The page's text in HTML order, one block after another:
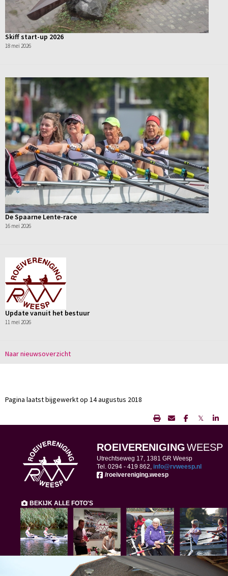
Skiff start-up 2026
18 mei 2026
De Spaarne Lente-race
16 mei 2026
Update vanuit het bestuur
11 mei 2026
Naar nieuwsoverzicht
Pagina laatst bijgewerkt op 14 augustus 2018
𝕏
ROEIVERENIGINGWEESP
Utrechtseweg 17, 1381 GR Weesp
Tel. 0294 - 419 862, ofni@rvweesp.nl
/roeivereniging.weesp
BEKIJK ALLE FOTO'S